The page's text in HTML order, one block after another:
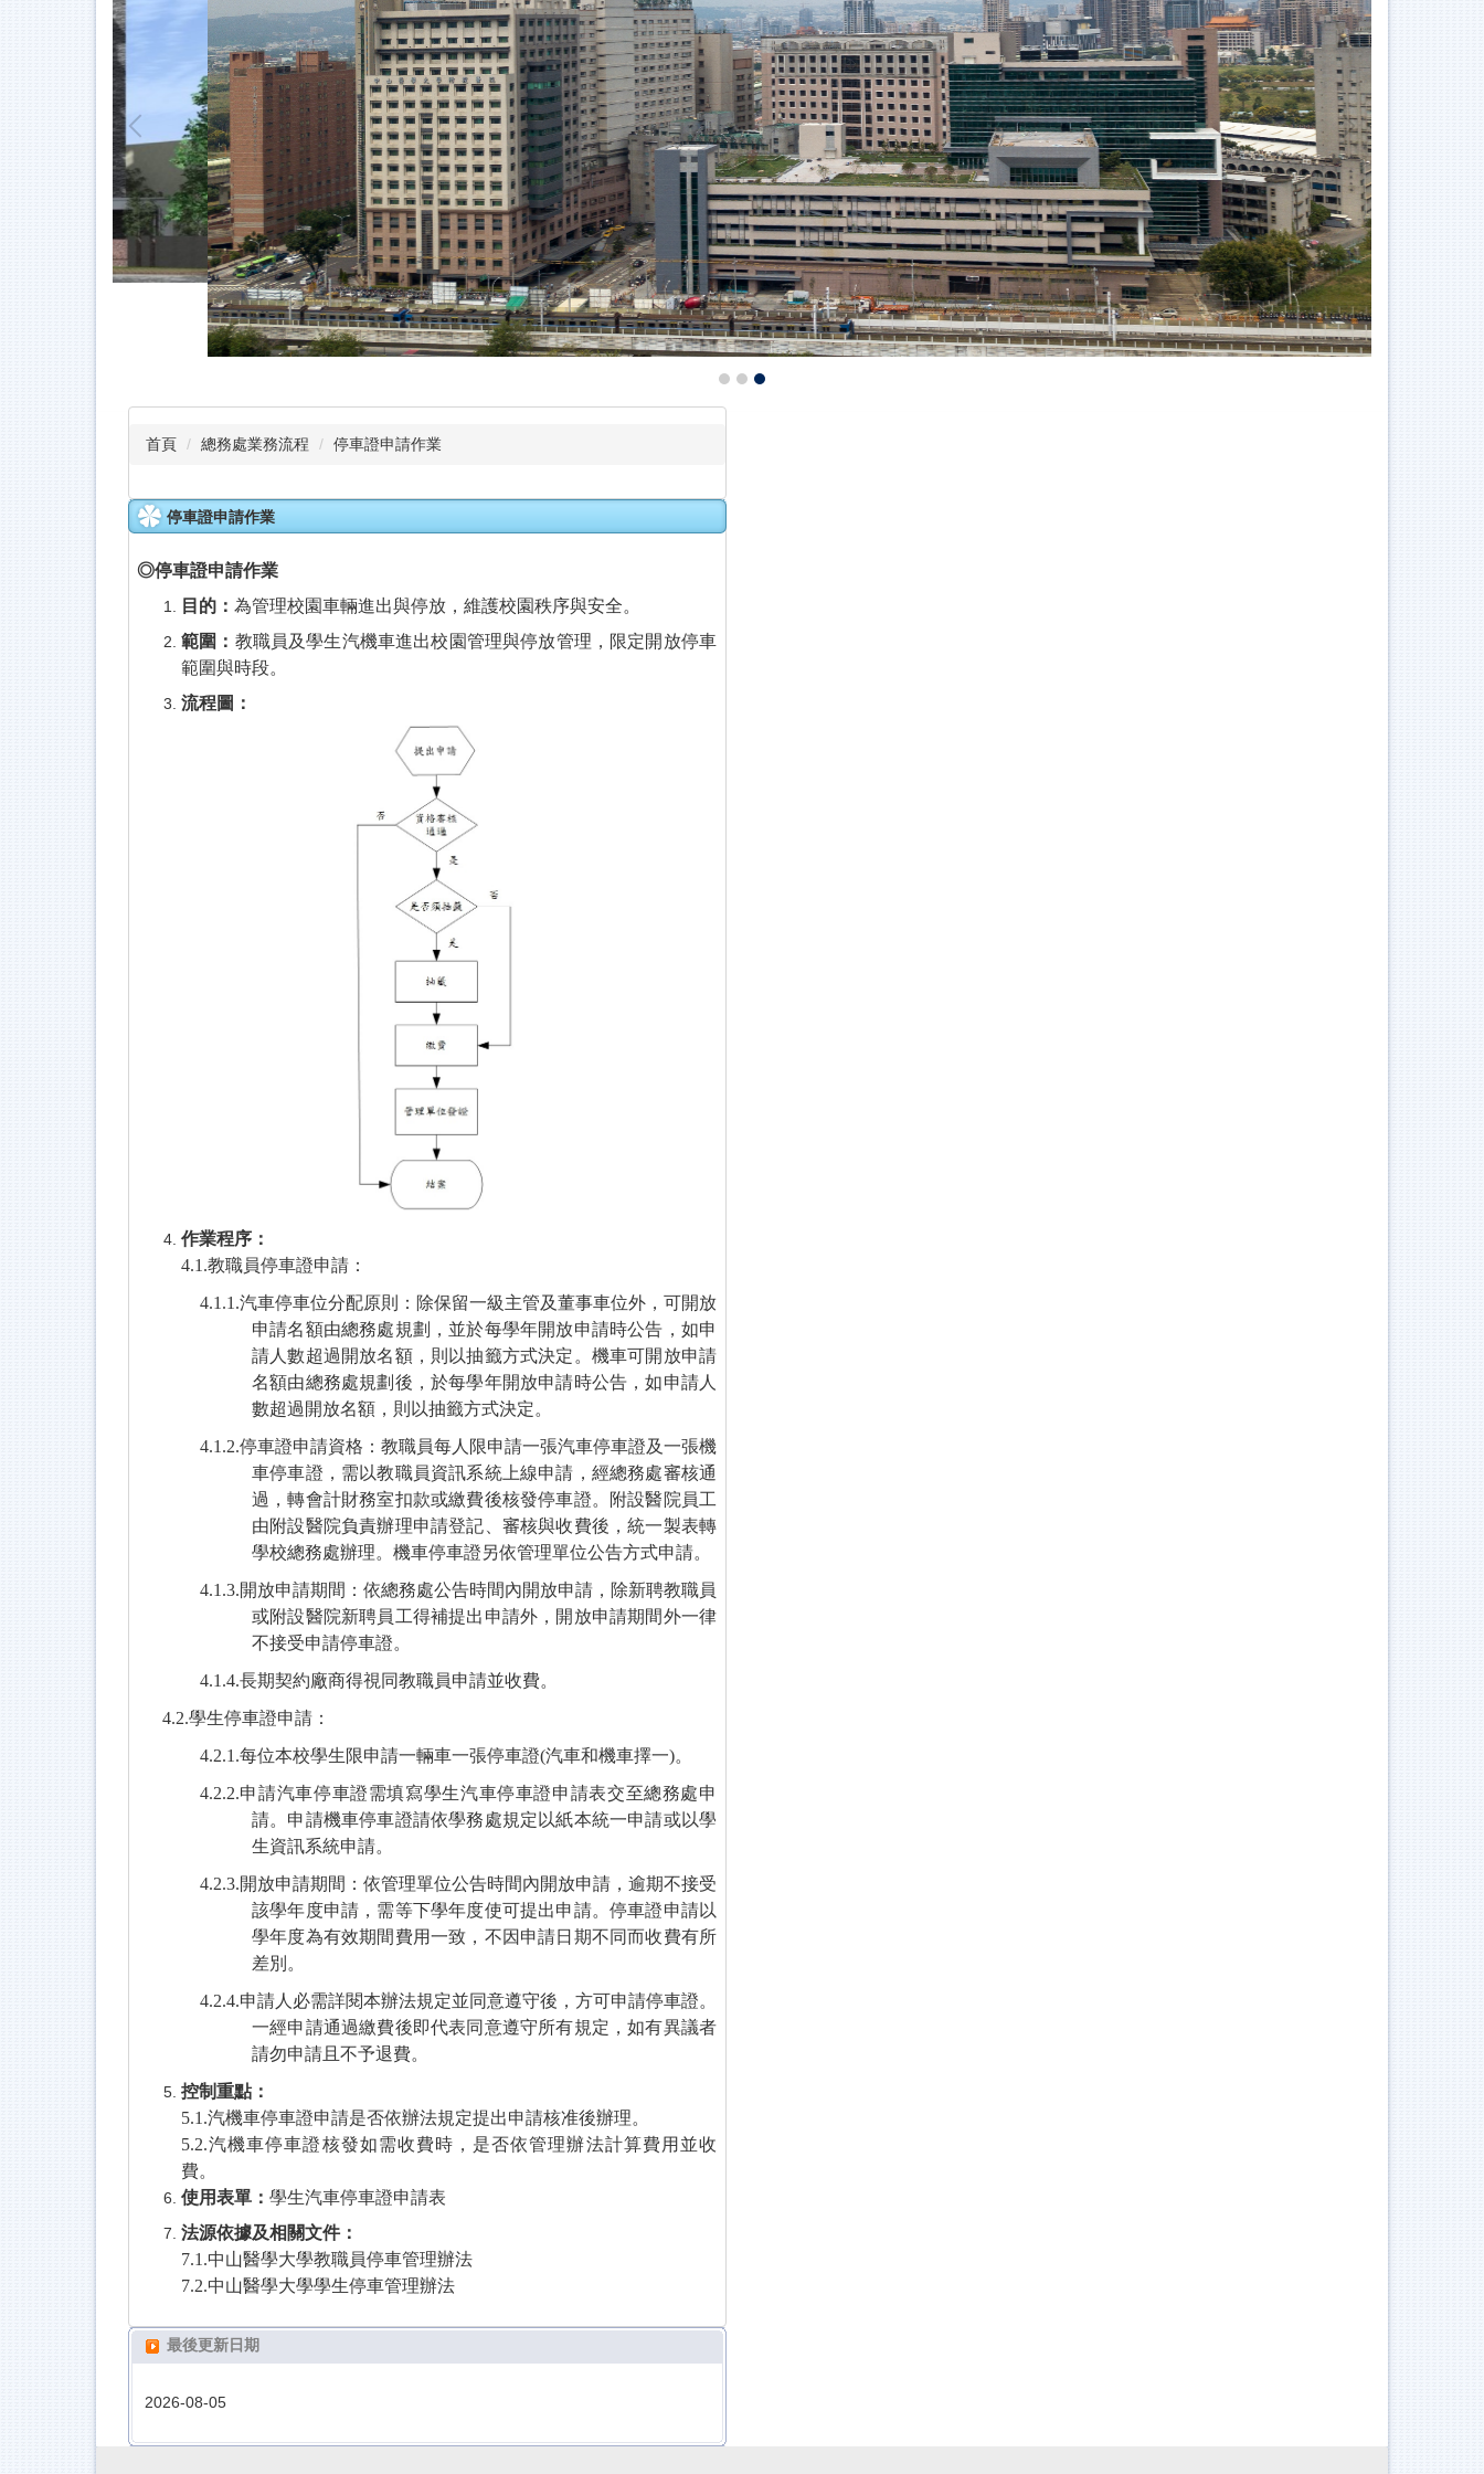
首頁 總務處業務流程 停車證申請作業
停車證申請作業
◎停車證申請作業
目的： 為管理校園車輛進出與停放，維護校園秩序與安全。
範圍： 教職員及學生汽機車進出校園管理與停放管理，限定開放停車
範圍與時段。
流程圖：
作業程序：
4.1.教職員停車證申請：
4.1.1.汽車停車位分配原則：除保留一級主管及董事車位外，可開放
申請名額由總務處規劃，並於每學年開放申請時公告，如申
請人數超過開放名額，則以抽籤方式決定。機車可開放申請
名額由總務處規劃後，於每學年開放申請時公告，如申請人
數超過開放名額，則以抽籤方式決定。
4.1.2.停車證申請資格：教職員每人限申請一張汽車停車證及一張機
車停車證，需以教職員資訊系統上線申請，經總務處審核通
過，轉會計財務室扣款或繳費後核發停車證。附設醫院員工
由附設醫院負責辦理申請登記、審核與收費後，統一製表轉
學校總務處辦理。機車停車證另依管理單位公告方式申請。
4.1.3.開放申請期間：依總務處公告時間內開放申請，除新聘教職員
或附設醫院新聘員工得補提出申請外，開放申請期間外一律
不接受申請停車證。
4.1.4.長期契約廠商得視同教職員申請並收費。
4.2.學生停車證申請：
4.2.1.每位本校學生限申請一輛車一張停車證(汽車和機車擇一)。
4.2.2.申請汽車停車證需填寫學生汽車停車證申請表交至總務處申
請。申請機車停車證請依學務處規定以紙本統一申請或以學
生資訊系統申請。
4.2.3.開放申請期間：依管理單位公告時間內開放申請，逾期不接受
該學年度申請，需等下學年度使可提出申請。停車證申請以
學年度為有效期間費用一致，不因申請日期不同而收費有所
差別。
4.2.4.申請人必需詳閱本辦法規定並同意遵守後，方可申請停車證。
一經申請通過繳費後即代表同意遵守所有規定，如有異議者
請勿申請且不予退費。
控制重點：
5.1.汽機車停車證申請是否依辦法規定提出申請核准後辦理。
5.2.汽機車停車證核發如需收費時，是否依管理辦法計算費用並收
費。
使用表單： 學生汽車停車證申請表
法源依據及相關文件：
7.1.中山醫學大學教職員停車管理辦法
7.2.中山醫學大學學生停車管理辦法
最後更新日期
2026-08-05